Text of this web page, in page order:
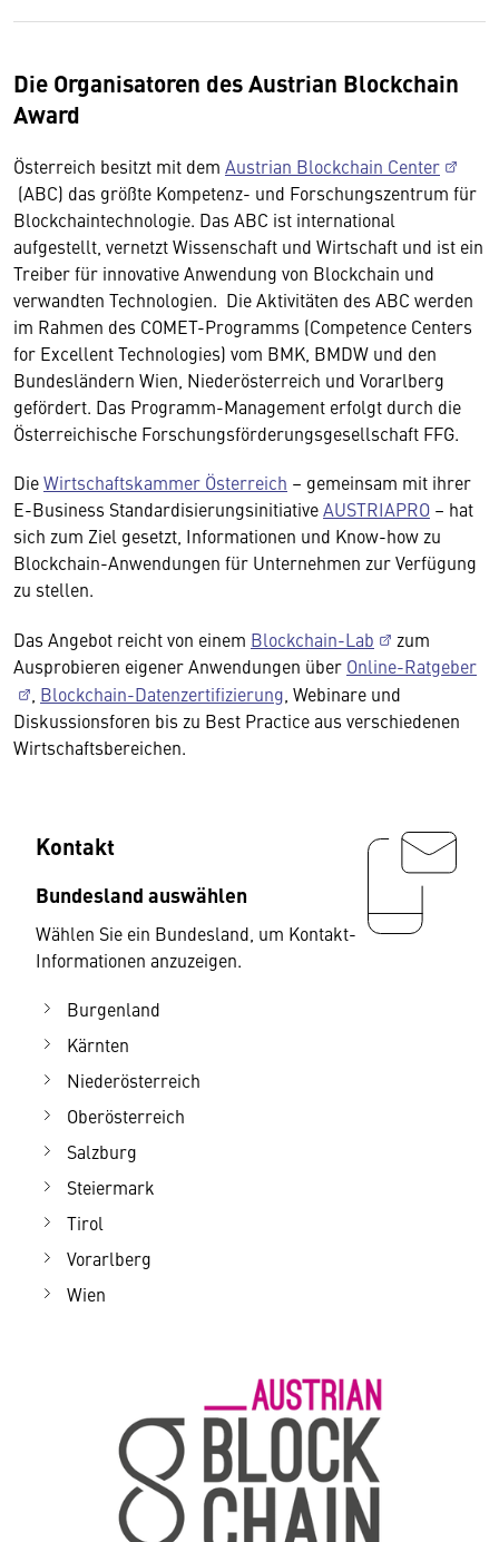
Die Organisatoren des Austrian Blockchain
Award
Österreich besitzt mit dem Austrian Blockchain Center
(ABC) das größte Kompetenz- und Forschungszentrum für
Blockchaintechnologie. Das ABC ist international
aufgestellt, vernetzt Wissenschaft und Wirtschaft und ist ein
Treiber für innovative Anwendung von Blockchain und
verwandten Technologien. Die Aktivitäten des ABC werden
im Rahmen des COMET-Programms (Competence Centers
for Excellent Technologies) vom BMK, BMDW und den
Bundesländern Wien, Niederösterreich und Vorarlberg
gefördert. Das Programm-Management erfolgt durch die
Österreichische Forschungsförderungsgesellschaft FFG.
DieWirtschaftskammer Österreich – gemeinsam mit ihrer
E-Business StandardisierungsinitiativeAUSTRIAPRO – hat
sich zum Ziel gesetzt, Informationen und Know-how zu
Blockchain-Anwendungen für Unternehmen zur Verfügung
zu stellen.
Das Angebot reicht von einem Blockchain-Lab
zum
Ausprobieren eigener Anwendungen über Online-Ratgeber
Blockchain-Datenzertifizierung , Webinare und
Diskussionsforen bis zu Best Practice aus verschiedenen
Wirtschaftsbereichen.
Kontakt
Bundesland auswählen
Wählen Sie ein Bundesland, um Kontakt-
Informationen anzuzeigen.
Burgenland
Kärnten
Niederösterreich
Oberösterreich
Salzburg
Steiermark
Tirol
Vorarlberg
Wien